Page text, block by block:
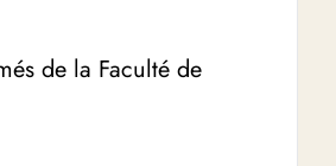
de la Faculté de